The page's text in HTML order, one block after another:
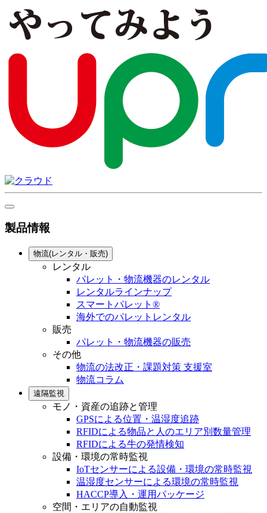
製品情報
物流(レンタル・販売)
レンタル
パレット・物流機器のレンタル
レンタルラインナップ
スマートパレット®
海外でのパレットレンタル
販売
パレット・物流機器の販売
その他
物流の法改正・課題対策 支援室
物流コラム
遠隔監視
モノ・資産の追跡と管理
GPSによる位置・温湿度追跡
RFIDによる物品と人のエリア別数量管理
RFIDによる牛の発情検知
設備・環境の常時監視
IoTセンサーによる設備・環境の常時監視
温湿度センサーによる環境の常時監視
HACCP導入・運用パッケージ
空間・エリアの自動監視